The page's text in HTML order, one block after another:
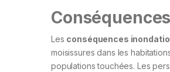
Les conséquences
moisissures dans les
populations touchées. Les